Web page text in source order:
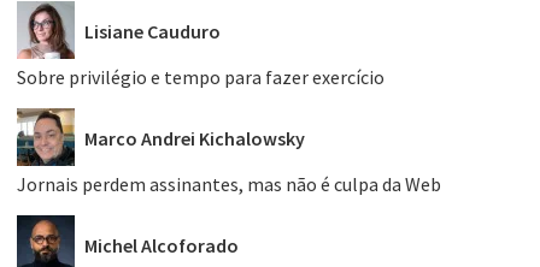
Lisiane Cauduro
Sobre privilégio e tempo para fazer exercício
Marco Andrei Kichalowsky
Jornais perdem assinantes, mas não é culpa da Web
Michel Alcoforado